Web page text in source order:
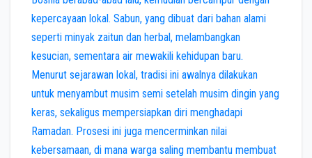
kepercayaan lokal. Sabun, yang dibuat dari bahan alami
seperti minyak zaitun dan herbal, melambangkan
kesucian, sementara air mewakili kehidupan baru.
Menurut sejarawan lokal, tradisi ini awalnya dilakukan
untuk menyambut musim semi setelah musim dingin yang
keras, sekaligus mempersiapkan diri menghadapi
Ramadan. Prosesi ini juga mencerminkan nilai
kebersamaan, di mana warga saling membantu membuat